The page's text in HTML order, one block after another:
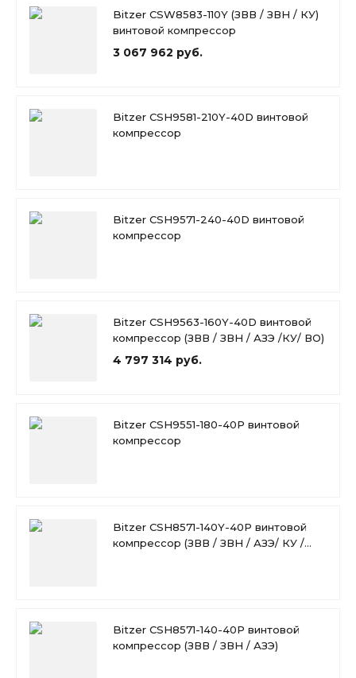
Bitzer CSW8583-110Y (ЗВВ / ЗВН / КУ)
винтовой компрессор
3 067 962 руб.
Bitzer CSH9581-210Y-40D винтовой
компрессор
Bitzer CSH9571-240-40D винтовой
компрессор
Bitzer CSH9563-160Y-40D винтовой
компрессор (ЗВВ / ЗВН / АЗЭ /КУ/ ВО)
4 797 314 руб.
Bitzer CSH9551-180-40P винтовой
компрессор
Bitzer CSH8571-140Y-40P винтовой
компрессор (ЗВВ / ЗВН / АЗЭ/ КУ /
Bitzer CSH8571-140-40P винтовой
компрессор (ЗВВ / ЗВН / АЗЭ)